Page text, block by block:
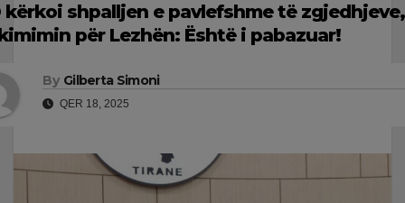
kërkoi shpalljen e pavlefshme të
për Lezhën: Është i pabazuar!
By Gilberta Simoni
QER 18, 2025